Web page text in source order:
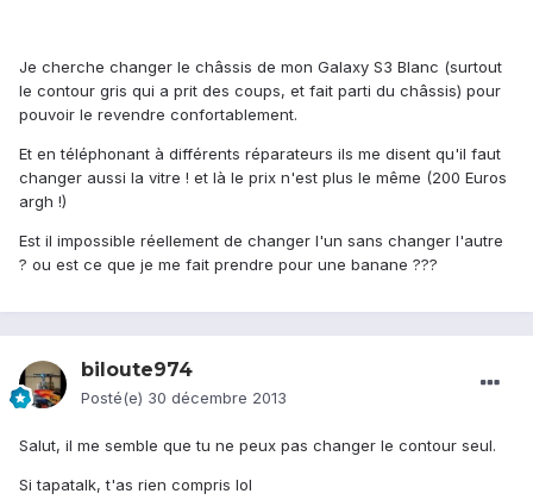
Je cherche changer le châssis de mon Galaxy S3 Blanc (surtout
le contour gris qui a prit des coups, et fait parti du châssis) pour
pouvoir le revendre confortablement.
Et en téléphonant à différents réparateurs ils me disent qu'il faut
changer aussi la vitre ! et là le prix n'est plus le même (200 Euros
argh !)
Est il impossible réellement de changer l'un sans changer l'autre
? ou est ce que je me fait prendre pour une banane ???
biloute974
Posté(e) 30 décembre 2013
Salut, il me semble que tu ne peux pas changer le contour seul.
Si tapatalk, t'as rien compris lol